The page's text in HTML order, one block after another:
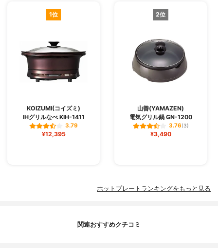
1位
KOIZUMI(コイズミ)
IHグリルなべ KIH-1411
3.79
¥12,395
2位
山善(YAMAZEN)
電気グリル鍋 GN-1200
3.76(3)
¥3,490
ホットプレートランキングをもっと見る
関連おすすめクチコミ